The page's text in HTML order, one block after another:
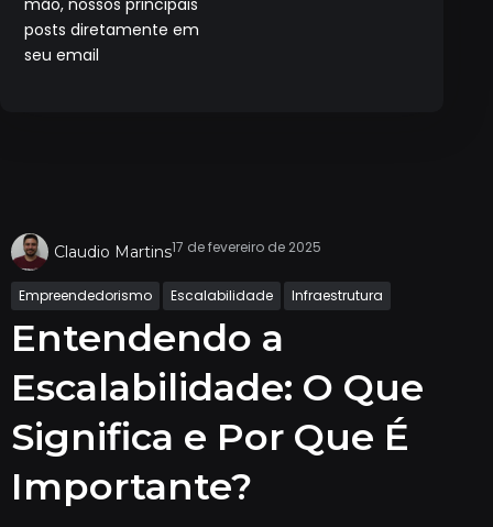
mão, nossos principais
posts diretamente em
seu email
Claudio Martins17 de fevereiro de 2025
Empreendedorismo Escalabilidade Infraestrutura
Entendendo a
Escalabilidade: O Que
Significa e Por Que É
Importante?